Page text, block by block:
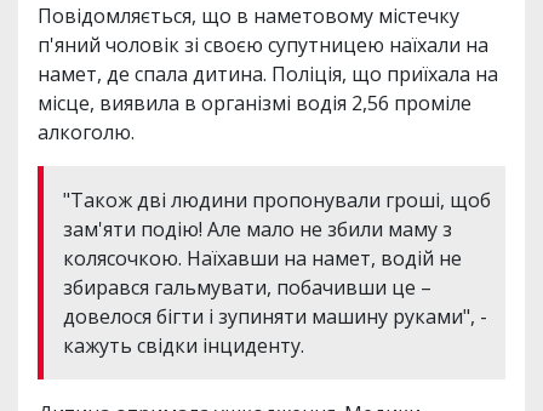
Повідомляється, що в наметовому містечку
п'яний чоловік зі своєю супутницею наїхали на
намет, де спала дитина. Поліція, що приїхала на
місце, виявила в організмі водія 2,56 проміле
алкоголю.
"Також дві людини пропонували гроші, щоб
зам'яти подію! Але мало не збили маму з
колясочкою. Наїхавши на намет, водій не
збирався гальмувати, побачивши це –
довелося бігти і зупиняти машину руками", -
кажуть свідки інциденту.